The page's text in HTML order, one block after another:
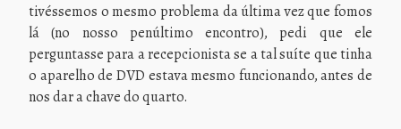
tivéssemos o mesmo problema da última vez que fomos
lá (no nosso penúltimo encontro), pedi que ele
perguntasse para a recepcionista se a tal suíte que tinha
o aparelho de DVD estava mesmo funcionando, antes de
nos dar a chave do quarto.